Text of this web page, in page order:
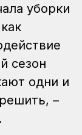
уборки
сезон
одни и
–